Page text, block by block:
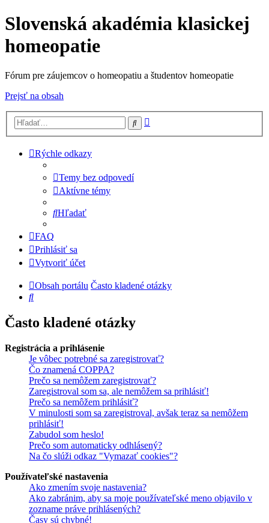
Slovenská akadémia klasickej
homeopatie
Fórum pre záujemcov o homeopatiu a študentov homeopatie
Prejsť na obsah
Hľadať
Rýchle odkazy
Temy bez odpovedí
Aktívne témy
Hľadať
FAQ
Prihlásiť sa
Vytvoriť účet
Obsah portálu Často kladené otázky
Hľadať
Často kladené otázky
Registrácia a prihlásenie
Je vôbec potrebné sa zaregistrovať?
Čo znamená COPPA?
Prečo sa nemôžem zaregistrovať?
Zaregistroval som sa, ale nemôžem sa prihlásiť!
Prečo sa nemôžem prihlásiť?
V minulosti som sa zaregistroval, avšak teraz sa nemôžem
prihlásiť!
Zabudol som heslo!
Prečo som automaticky odhlásený?
Na čo slúži odkaz "Vymazať cookies"?
Používateľské nastavenia
Ako zmením svoje nastavenia?
Ako zabránim, aby sa moje používateľské meno objavilo v
zozname práve prihlásených?
Časy sú chybné!